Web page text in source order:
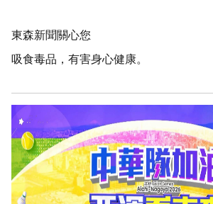
東森新聞關心您
吸食毒品，有害身心健康。